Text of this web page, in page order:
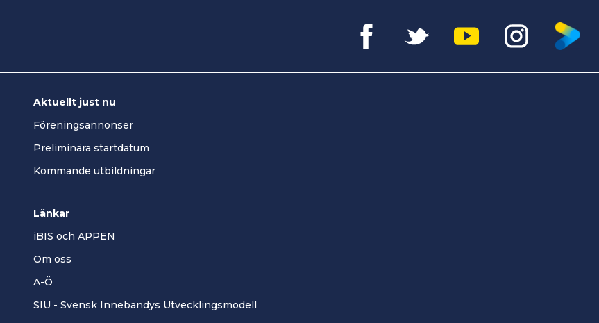
Aktuellt just nu
Föreningsannonser
Preliminära startdatum
Kommande utbildningar
Länkar
iBIS och APPEN
Om oss
A-Ö
SIU - Svensk Innebandys Utvecklingsmodell